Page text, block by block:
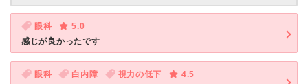
眼科
5.0
感じが良かったです
眼科 白内障 視力の低下
4.5